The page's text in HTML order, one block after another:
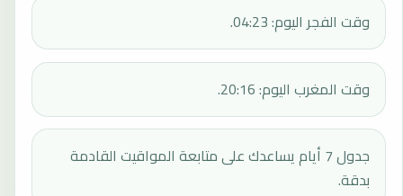
وقت الفجر اليوم: 04:23.
وقت المغرب اليوم: 20:16.
جدول 7 أيام يساعدك على متابعة المواقيت القادمة
بدقة.